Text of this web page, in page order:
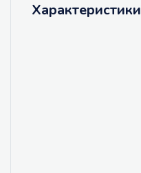
Характеристики